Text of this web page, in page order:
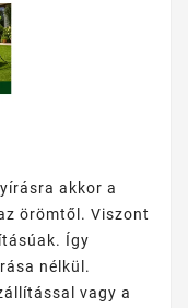
akkor a
örömtől. Viszont
Így
nélkül.
vagy a